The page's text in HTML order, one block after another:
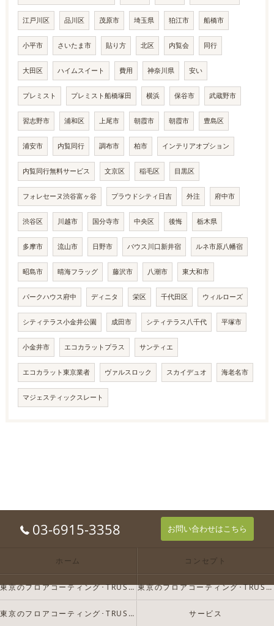
江戸川区 品川区 茂原市 埼玉県 狛江市 船橋市
小平市 さいたま市 貼り方 北区 内覧会 同行
大田区 ハイムスイート 費用 神奈川県 安い
プレミスト プレミスト船橋塚田 横浜 保谷市 武蔵野市
習志野市 浦和区 上尾市 朝霞市 朝霞市 豊島区
浦安市 内覧同行 調布市 柏市 インテリアオプション
内覧同行無料サービス 文京区 稲毛区 目黒区
フォレセーヌ渋谷富ヶ谷 プラウドシティ日吉 外注 府中市
渋谷区 川越市 国分寺市 中央区 後悔 栃木県
多摩市 流山市 日野市 バウス川口新井宿 ルネ市原八幡宿
昭島市 晴海フラッグ 藤沢市 八潮市 東大和市
パークハウス府中 ディニタ 栄区 千代田区 ウィルローズ
シティテラス小金井公園 成田市 シティテラス八千代 平塚市
小金井市 エコカラットプラス サンティエ
エコカラット東京業者 ヴァルスロック スカイデュオ 海老名市
マジェスティックスレート
03-6915-3358 お問い合わせはこちら
ホーム コンセプト
東京のフロアコーティング･TRUST-Dの口コミ情報 東京のフロアコーティング･TRUST-Dの評判
東京のフロアコーティング･TRUST-Dのお客様の声 サービス